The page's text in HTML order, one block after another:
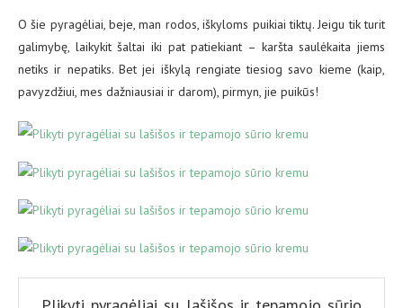
O šie pyragėliai, beje, man rodos, iškyloms puikiai tiktų. Jeigu tik turit
galimybę, laikykit šaltai iki pat patiekiant – karšta saulėkaita jiems
netiks ir nepatiks. Bet jei iškylą rengiate tiesiog savo kieme (kaip,
pavyzdžiui, mes dažniausiai ir darom), pirmyn, jie puikūs!